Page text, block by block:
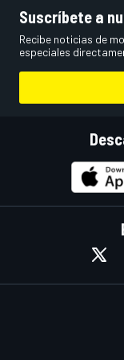
Suscríbete a
Recibe noticias de
especiales